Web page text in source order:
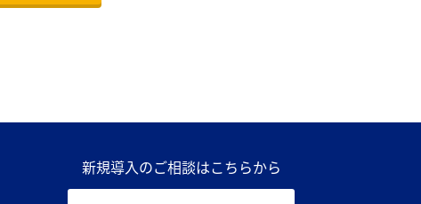
新規導入のご相談はこちらから